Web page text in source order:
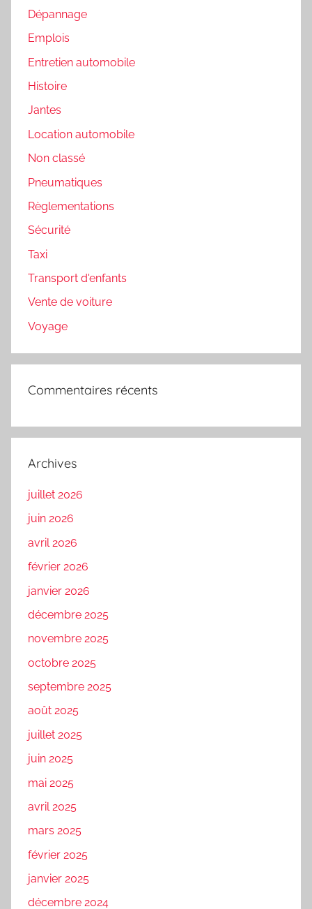
Dépannage
Emplois
Entretien automobile
Histoire
Jantes
Location automobile
Non classé
Pneumatiques
Règlementations
Sécurité
Taxi
Transport d'enfants
Vente de voiture
Voyage
Commentaires récents
Archives
juillet 2026
juin 2026
avril 2026
février 2026
janvier 2026
décembre 2025
novembre 2025
octobre 2025
septembre 2025
août 2025
juillet 2025
juin 2025
mai 2025
avril 2025
mars 2025
février 2025
janvier 2025
décembre 2024